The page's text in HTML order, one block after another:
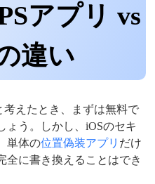
アプリ vs
違い
考えたとき、まずは無料で
ょう。しかし、iOSのセキ
単体の位置偽装アプリ だけ
全に書き換えることはでき